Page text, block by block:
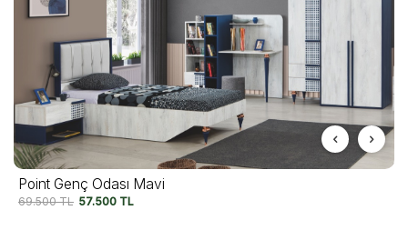
Point Genç Odası Mavi
69.500TL 57.500 TL